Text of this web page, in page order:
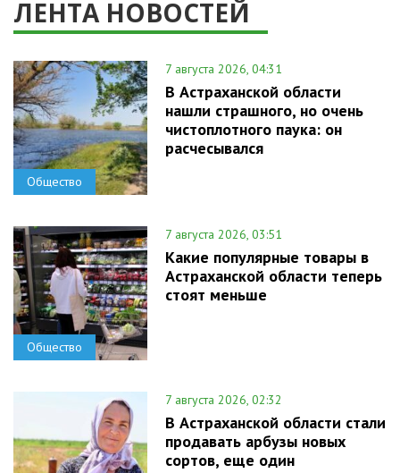
ЛЕНТА НОВОСТЕЙ
Общество
7 августа 2026, 04:31
В Астраханской области
нашли страшного, но очень
чистоплотного паука: он
расчесывался
Общество
7 августа 2026, 03:51
Какие популярные товары в
Астраханской области теперь
стоят меньше
7 августа 2026, 02:32
В Астраханской области стали
продавать арбузы новых
сортов, еще один